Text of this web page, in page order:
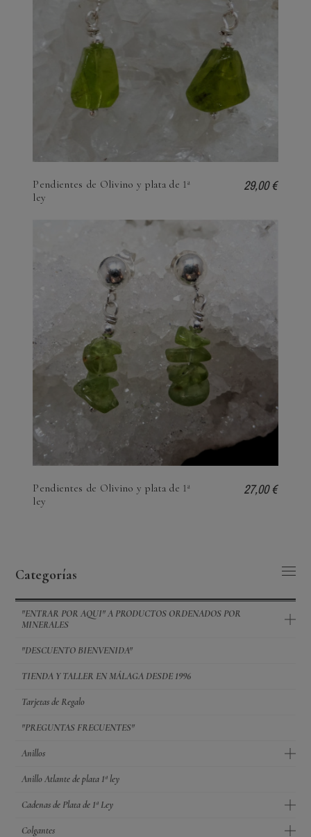
Categorías
"ENTRAR POR AQUI" A PRODUCTOS ORDENADOS POR
MINERALES
"DESCUENTO BIENVENIDA"
TIENDA Y TALLER EN MÁLAGA DESDE 1996
Tarjetas de Regalo
"PREGUNTAS FRECUENTES"
Anillos
Anillo Atlante de plata 1ª ley
Cadenas de Plata de 1ª Ley
Colgantes
Pendientes de Olivino y plata de 1ª
ley
29,00 €
Pendientes de Olivino y plata de 1ª
ley
27,00 €